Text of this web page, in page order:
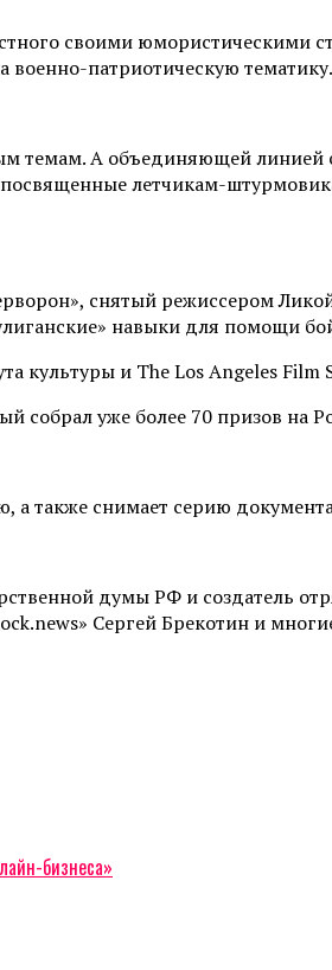
своими юмористическими
патриотическую тематику.
темам. А объединяющей линией
летчикам-
снятый режиссером
навыки для помощи
и The Los Angeles Film
уже более 70 призов на
а также снимает серию
думы РФ и создатель
Сергей Брекотин и
бизнеса»